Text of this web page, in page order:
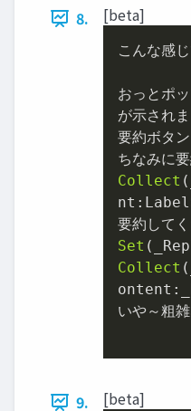
8. [beta]
こんな感
おっとポ
が示され
要約ボタ
Collect
Set
Collect
いや～粗
9. [beta]